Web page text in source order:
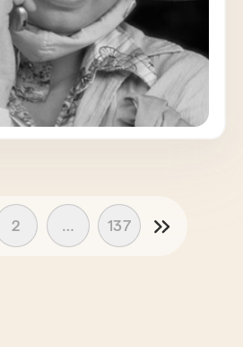
hervorragend. Die
perfekt und Sie waren stets
haben alles wunderbar
für uns wunderschöne 4
werden Sie unbedingt
Danke, Danke, Danke Anja
2 … 137